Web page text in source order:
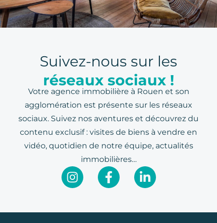
Suivez-nous sur les
réseaux sociaux !
Votre agence immobilière à Rouen et son
agglomération est présente sur les réseaux
sociaux. Suivez nos aventures et découvrez du
contenu exclusif : visites de biens à vendre en
vidéo, quotidien de notre équipe, actualités
immobilières…